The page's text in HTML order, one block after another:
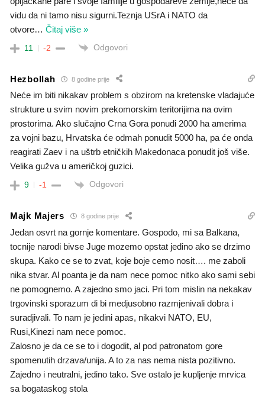
vidu da ni tamo nisu sigurni.Teznja USrA i NATO da
otvore… Čitaj više »
11 -2 Odgovori
Hezbollah 8 godine prije
Neće im biti nikakav problem s obzirom na kretenske vladajuće
strukture u svim novim prekomorskim teritorijima na ovim
prostorima. Ako slučajno Crna Gora ponudi 2000 ha amerima
za vojni bazu, Hrvatska će odmah ponudit 5000 ha, pa će onda
reagirati Zaev i na uštrb etničkih Makedonaca ponudit još više.
Velika gužva u američkoj guzici.
9 -1 Odgovori
Majk Majers 8 godine prije
Jedan osvrt na gornje komentare. Gospodo, mi sa Balkana,
tocnije narodi bivse Juge mozemo opstat jedino ako se drzimo
skupa. Kako ce se to zvat, koje boje cemo nosit…. me zaboli
nika stvar. Al poanta je da nam nece pomoc nitko ako sami sebi
ne pomognemo. A zajedno smo jaci. Pri tom mislin na nekakav
trgovinski sporazum di bi medjusobno razmjenivali dobra i
suradjivali. To nam je jedini apas, nikakvi NATO, EU,
Rusi,Kinezi nam nece pomoc.
Zalosno je da ce se to i dogodit, al pod patronatom gore
spomenutih drzava/unija. A to za nas nema nista pozitivno.
Zajedno i neutralni, jedino tako. Sve ostalo je kupljenje mrvica
sa bogataskog stola